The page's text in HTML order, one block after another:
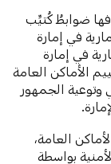
ضوابطُ كُتيِّب
في إمارة
في إمارة
الأماكن العامة
وتوعية الجمهور
العامة،
بواسطة